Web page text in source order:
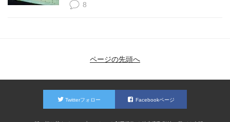
8
ページの先頭へ
Twitterフォロー Facebookページ